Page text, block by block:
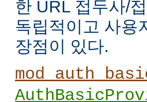
한 URL 접두사/
독립적이고 사용
장점이 있다.